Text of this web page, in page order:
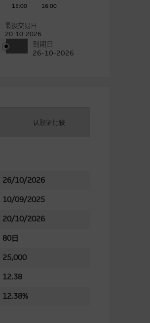
15:00 16:00
最後交易日
20-10-2026
到期日
26-10-2026
认股证比较
26/10/2026
10/09/2025
20/10/2026
80日
25,000
12.38
12.38%